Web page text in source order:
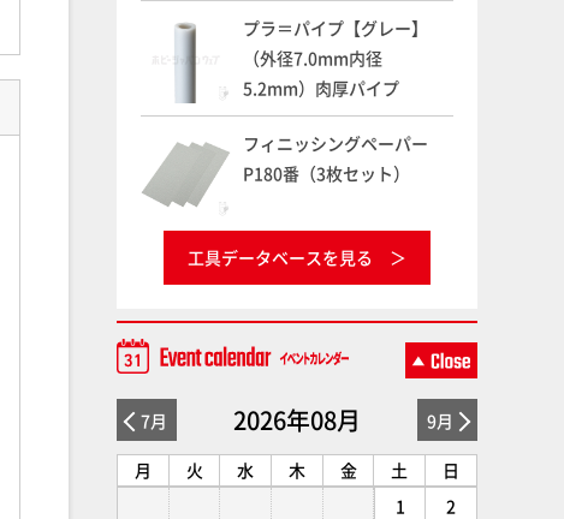
プラ＝パイプ【グレー】
（外径7.0mm内径
5.2mm）肉厚パイプ
フィニッシングペーパー
P180番（3枚セット）
工具データベースを見る
7月 2026年08月 9月
月 火 水 木 金 土
日
1
2